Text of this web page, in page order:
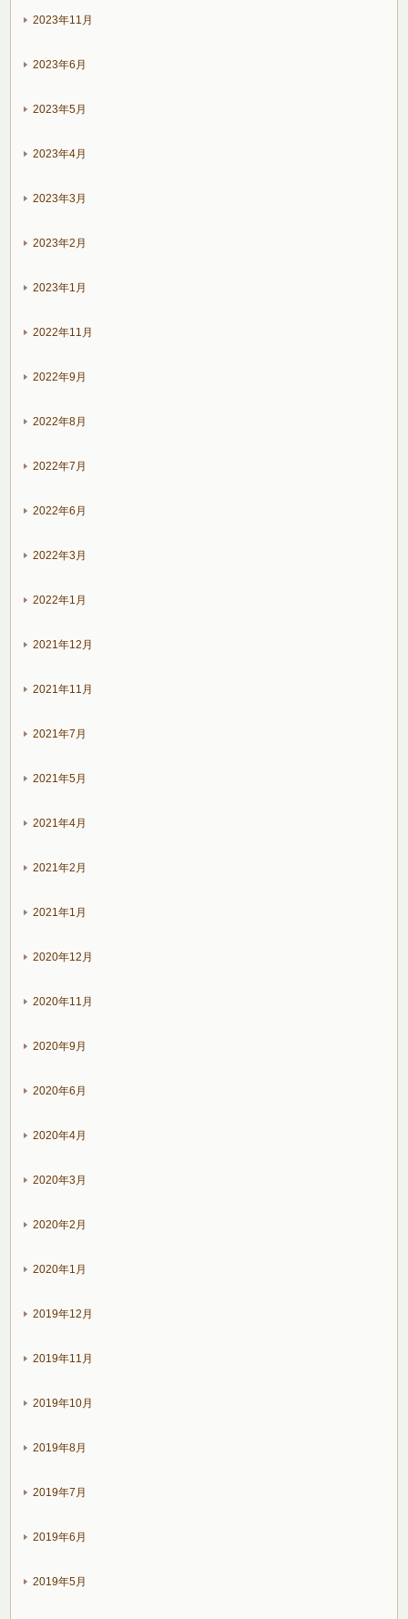
2023年11月
2023年6月
2023年5月
2023年4月
2023年3月
2023年2月
2023年1月
2022年11月
2022年9月
2022年8月
2022年7月
2022年6月
2022年3月
2022年1月
2021年12月
2021年11月
2021年7月
2021年5月
2021年4月
2021年2月
2021年1月
2020年12月
2020年11月
2020年9月
2020年6月
2020年4月
2020年3月
2020年2月
2020年1月
2019年12月
2019年11月
2019年10月
2019年8月
2019年7月
2019年6月
2019年5月